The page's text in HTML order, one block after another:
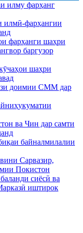
илму фарҳанг
илмӣ-фарҳангии
фарҳанги шаҳри
баргузор
шаҳри
доимии СММ дар
ва Чин дар самти
байналмилалии
Сарвазир,
Покистон
сиёсӣ ва
иштирок